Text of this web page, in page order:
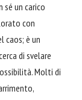
un carico
con
caos; è un
di svelare
Molti di